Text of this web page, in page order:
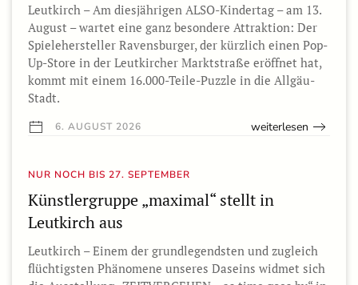
Leutkirch – Am diesjährigen ALSO-Kindertag – am 13.
August – wartet eine ganz besondere Attraktion: Der
Spielehersteller Ravensburger, der kürzlich einen Pop-
Up-Store in der Leutkircher Marktstraße eröffnet hat,
kommt mit einem 16.000-Teile-Puzzle in die Allgäu-
Stadt.
6. AUGUST 2026 weiterlesen
NUR NOCH BIS 27. SEPTEMBER
Künstlergruppe „maximal“ stellt in
Leutkirch aus
Leutkirch – Einem der grundlegendsten und zugleich
flüchtigsten Phänomene unseres Daseins widmet sich